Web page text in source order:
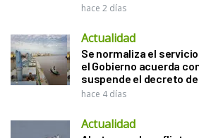
hace 2 días
Actualidad
Se normaliza el
el Gobierno acuerda
suspende el decreto
hace 4 días
Actualidad